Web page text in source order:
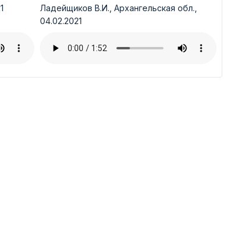
Ладейщиков В.И., Архангельская обл.,
04.02.2021